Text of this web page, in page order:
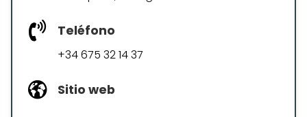
Teléfono
+34 675 32 14 37
Sitio web